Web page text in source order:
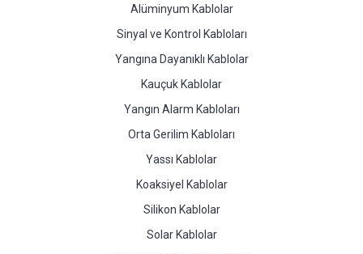
Alüminyum Kablolar
Sinyal ve Kontrol Kabloları
Yangına Dayanıklı Kablolar
Kauçuk Kablolar
Yangın Alarm Kabloları
Orta Gerilim Kabloları
Yassı Kablolar
Koaksiyel Kablolar
Silikon Kablolar
Solar Kablolar